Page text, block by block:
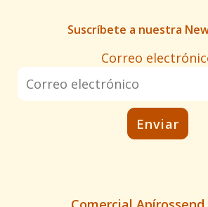
Suscríbete a nuestra
Correo